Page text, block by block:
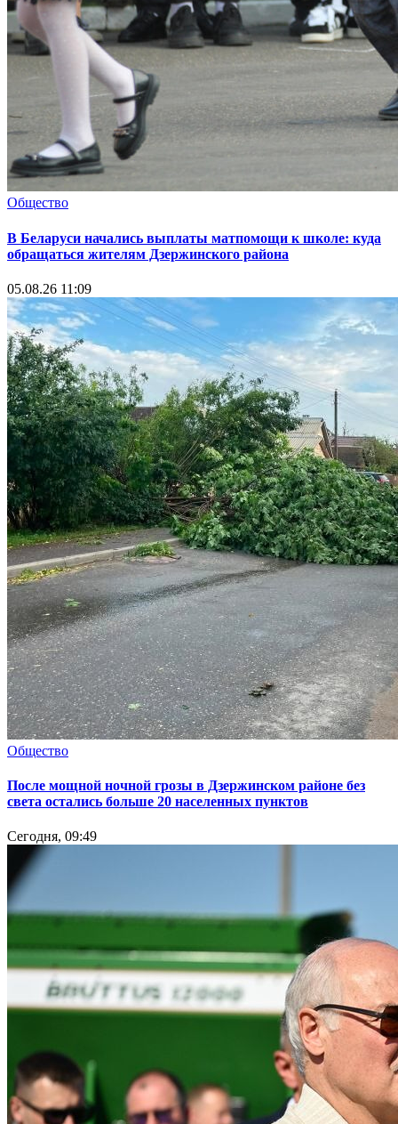
Общество
В Беларуси начались выплаты матпомощи к школе: куда
обращаться жителям Дзержинского района
05.08.26 11:09
Общество
После мощной ночной грозы в Дзержинском районе без
света остались больше 20 населенных пунктов
Сегодня, 09:49